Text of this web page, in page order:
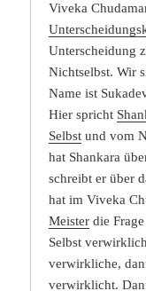
Viveka
Unterscheidung
Nichtselbst. Wir
Name ist
Hier spricht
Selbst und vom
hat Shankara
schreibt er über
hat im Viveka
Meister die
Selbst
verwirkliche,
verwirklicht.